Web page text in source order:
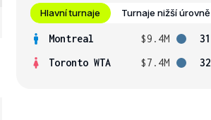
Hlavní turnaje Turnaje nižší úrovně
Montreal $9.4M
31
Toronto WTA
$7.4M 32